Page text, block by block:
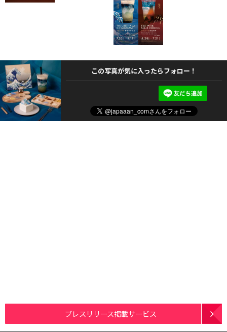
この写真が気に入ったらフォロー！
プレスリリース掲載サービス